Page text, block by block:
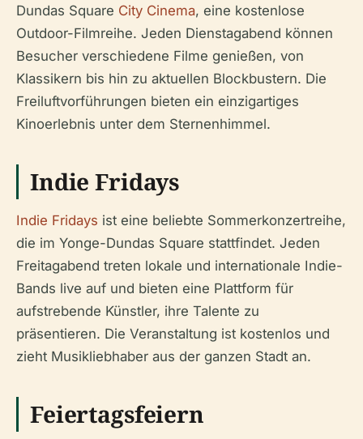
Dundas Square City Cinema, eine kostenlose
Outdoor-Filmreihe. Jeden Dienstagabend können
Besucher verschiedene Filme genießen, von
Klassikern bis hin zu aktuellen Blockbustern. Die
Freiluftvorführungen bieten ein einzigartiges
Kinoerlebnis unter dem Sternenhimmel.
Indie Fridays
Indie Fridays ist eine beliebte Sommerkonzertreihe,
die im Yonge-Dundas Square stattfindet. Jeden
Freitagabend treten lokale und internationale Indie-
Bands live auf und bieten eine Plattform für
aufstrebende Künstler, ihre Talente zu
präsentieren. Die Veranstaltung ist kostenlos und
zieht Musikliebhaber aus der ganzen Stadt an.
Feiertagsfeiern